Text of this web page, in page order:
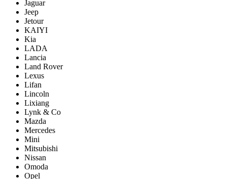
Jaguar
Jeep
Jetour
KAIYI
Kia
LADA
Lancia
Land Rover
Lexus
Lifan
Lincoln
Lixiang
Lynk & Co
Mazda
Mercedes
Mini
Mitsubishi
Nissan
Omoda
Opel